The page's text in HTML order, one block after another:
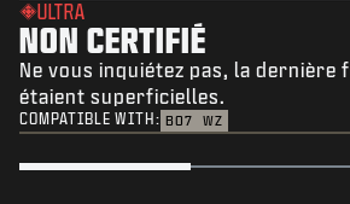
ULTRA
NON CERTIFIÉ
Ne vous inquiétez pas, la dernière
étaient superficielles.
COMPATIBLE WITH: BO7 WZ